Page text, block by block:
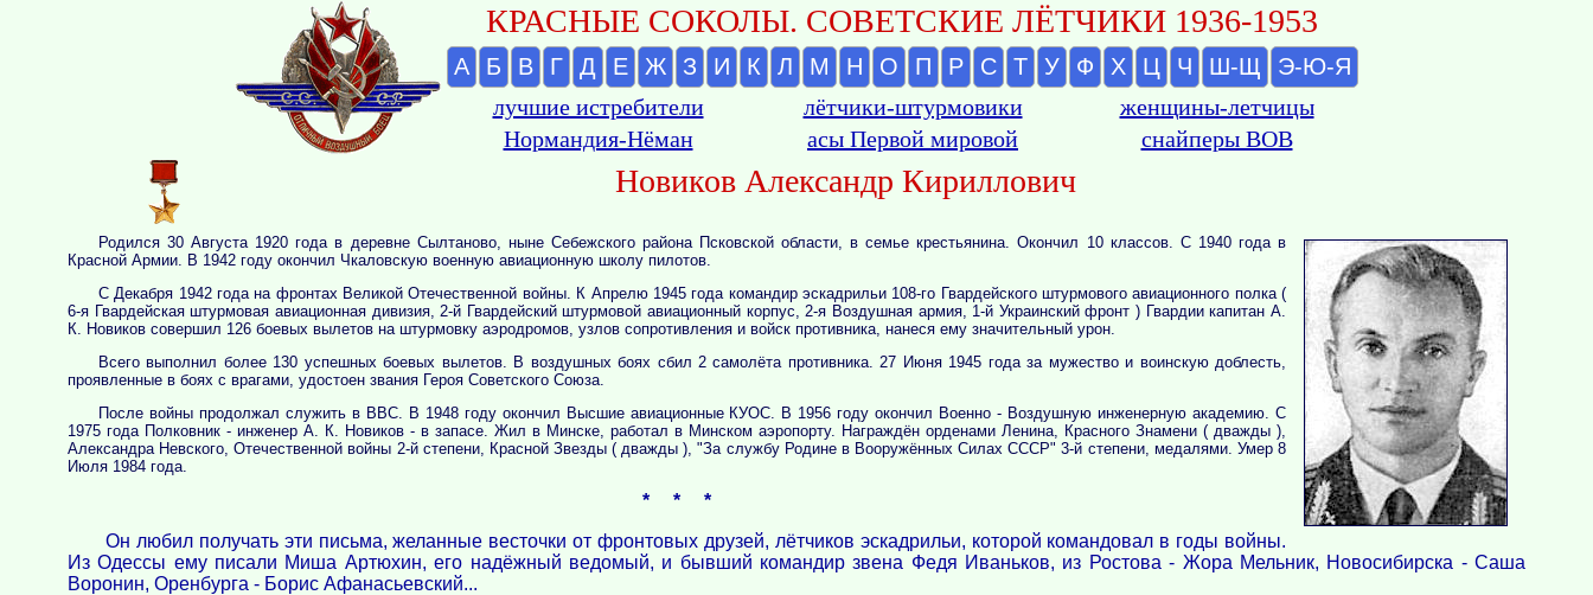
КРАСНЫЕ СОКОЛЫ. СОВЕТСКИЕ ЛЁТЧИКИ 1936-1953
А Б В Г Д Е Ж З И К Л М Н О П Р С Т У Ф Х Ц Ч Ш-Щ
Э-Ю-Я
лучшие истребители
лётчики-штурмовики
женщины-летчицы
Нормандия-Нёман
асы Первой мировой снайперы ВОВ
Новиков Александр Кириллович
Родился 30 Августа 1920 года в деревне Сылтаново, ныне Себежского района Псковской области, в семье крестьянина. Окончил 10 классов. С 1940 года в
Красной Армии. В 1942 году окончил Чкаловскую военную авиационную школу пилотов.
С Декабря 1942 года на фронтах Великой Отечественной войны. К Апрелю 1945 года командир эскадрильи 108-го Гвардейского штурмового авиационного полка (
6-я Гвардейская штурмовая авиационная дивизия, 2-й Гвардейский штурмовой авиационный корпус, 2-я Воздушная армия, 1-й Украинский фронт ) Гвардии капитан А.
К. Новиков совершил 126 боевых вылетов на штурмовку аэродромов, узлов сопротивления и войск противника, нанеся ему значительный урон.
Всего выполнил более 130 успешных боевых вылетов. В воздушных боях сбил 2 самолёта противника. 27 Июня 1945 года за мужество и воинскую доблесть,
проявленные в боях с врагами, удостоен звания Героя Советского Союза.
После войны продолжал служить в ВВС. В 1948 году окончил Высшие авиационные КУОС. В 1956 году окончил Военно - Воздушную инженерную академию. С
1975 года Полковник - инженер А. К. Новиков - в запасе. Жил в Минске, работал в Минском аэропорту. Haграждён орденами Ленина, Красного Знамени ( дважды ),
Александра Невского, Отечественной войны 2-й степени, Красной Звезды ( дважды ), "За службу Родине в Вооружённых Силах СССР" 3-й степени, медалями. Умер 8
Июля 1984 года.
* * *
Он любил получать эти письма, желанные весточки от фронтовых друзей, лётчиков эскадрильи, которой командовал в годы войны.
Из Одессы ему писали Миша Артюхин, его надёжный ведомый, и бывший командир звена Федя Иваньков, из Ростова - Жора Мельник, Новосибирска - Саша
Воронин, Оренбурга - Борис Афанасьевский...